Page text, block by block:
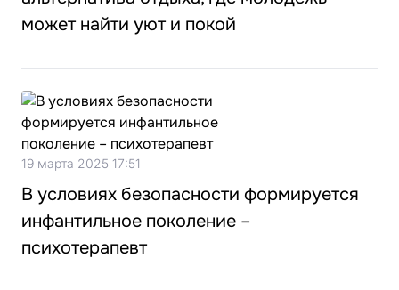
может найти уют и покой
19 марта 2025 17:51
В условиях безопасности формируется
инфантильное поколение –
психотерапевт